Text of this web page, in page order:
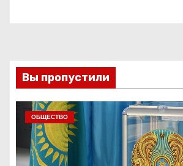
Вы пропустили
ОБЩЕСТВО